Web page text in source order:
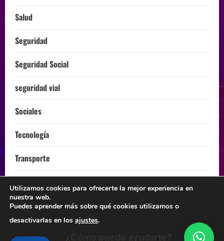
Salud
Seguridad
Seguridad Social
seguridad vial
Sociales
Tecnología
Transporte
ÚLTIMA HORA
Utilizamos cookies para ofrecerte la mejor experiencia en
nuestra web.
Puedes aprender más sobre qué cookies utilizamos o
desactivarlas en los ajustes.